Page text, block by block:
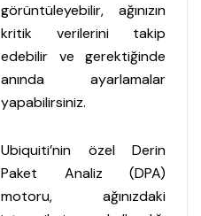
görüntüleyebilir, ağınızın
kritik verilerini takip
edebilir ve gerektiğinde
anında ayarlamalar
yapabilirsiniz.
Ubiquiti’nin özel Derin
Paket Analiz (DPA)
motoru, ağınızdaki